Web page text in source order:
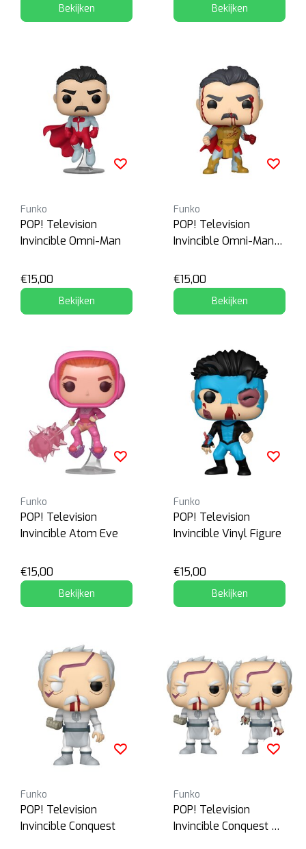
Bekijken Bekijken
Funko
POP! Television
Invincible Omni-Man
€15,00
Bekijken
Funko
POP! Television
Invincible Omni-Man
€15,00
Bekijken
Funko
POP! Television
Invincible Atom Eve
€15,00
Bekijken
Funko
POP! Television
Invincible Vinyl Figure
€15,00
Bekijken
Funko
POP! Television
Invincible Conquest
Funko
POP! Television
Invincible Conquest +